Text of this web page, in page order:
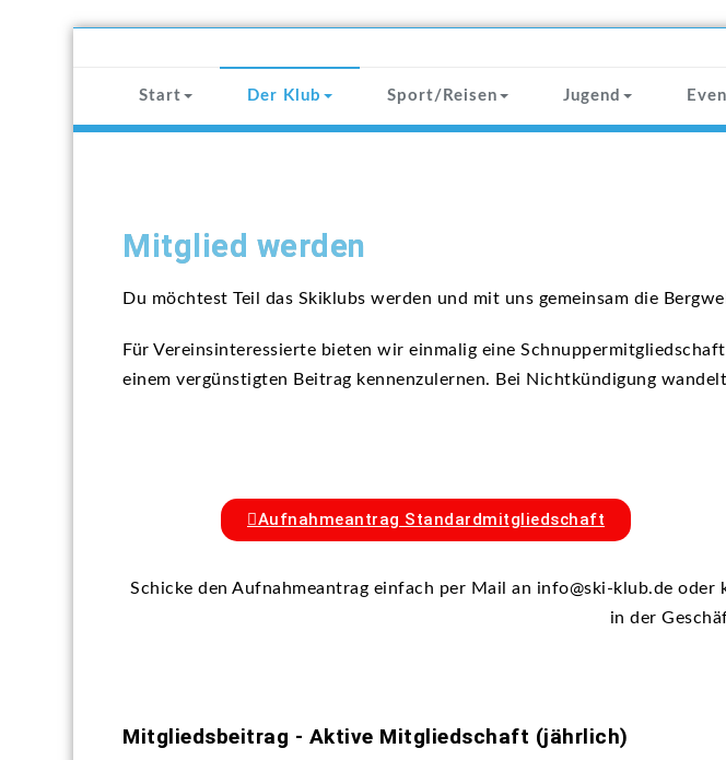
SKI-KLUB
Start Der Klub Sport/Reisen Jugend
Mitglied werden
Du möchtest Teil das Skiklubs werden und mit uns gemeinsam die
Für Vereinsinteressierte bieten wir einmalig eine
einem vergünstigten Beitrag kennenzulernen. Bei Nichtkündigung
Aufnahmeantrag Standardmitgliedschaft
Schicke den Aufnahmeantrag einfach per Mail an info@ski-klub.de
in der
Mitgliedsbeitrag - Aktive Mitgliedschaft (jährlich)